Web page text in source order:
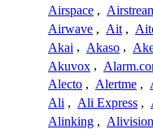
Airspace ,
Airwave , Ait ,
Akai , Akaso ,
Akuvox ,
Alecto , Alertme ,
Ali , Ali Express ,
Alinking , Alivision